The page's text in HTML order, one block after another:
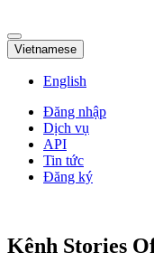
Vietnamese
English
Đăng nhập
Dịch vụ
API
Tin tức
Đăng ký
Kênh Stories